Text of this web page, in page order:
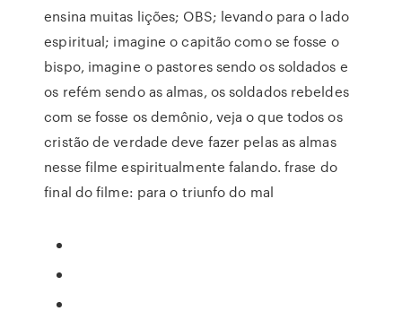
ensina muitas lições; OBS; levando para o lado
espiritual; imagine o capitão como se fosse o
bispo, imagine o pastores sendo os soldados e
os refém sendo as almas, os soldados rebeldes
com se fosse os demônio, veja o que todos os
cristão de verdade deve fazer pelas as almas
nesse filme espiritualmente falando. frase do
final do filme: para o triunfo do mal